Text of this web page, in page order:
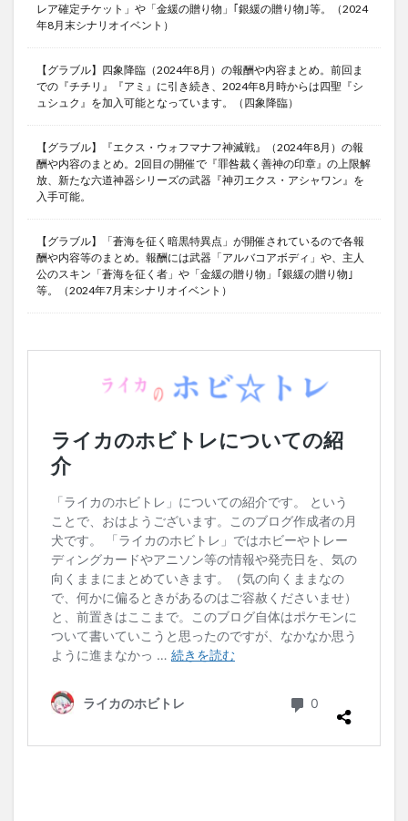
レア確定チケット」や「金緩の贈り物」｢銀緩の贈り物｣等。（2024
年8月末シナリオイベント）
【グラブル】四象降臨（2024年8月）の報酬や内容まとめ。前回ま
での『チチリ』『アミ』に引き続き、2024年8月時からは四聖『シ
ュシュク』を加入可能となっています。（四象降臨）
【グラブル】『エクス・ウォフマナフ神滅戦』（2024年8月）の報
酬や内容のまとめ。2回目の開催で『罪咎裁く善神の印章』の上限解
放、新たな六道神器シリーズの武器『神刃エクス・アシャワン』を
入手可能。
【グラブル】「蒼海を征く暗黒特異点」が開催されているので各報
酬や内容等のまとめ。報酬には武器「アルバコアボディ」や、主人
公のスキン「蒼海を征く者」や「金緩の贈り物」｢銀緩の贈り物｣
等。（2024年7月末シナリオイベント）